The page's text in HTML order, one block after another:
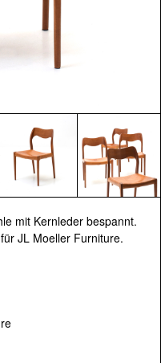
mit Kernleder bespannt.
JL Moeller Furniture.